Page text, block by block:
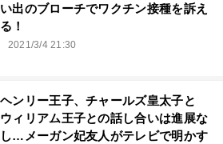
い出のブローチでワクチン接種を訴え
る！
2021/3/4 21:30
ヘンリー王子、チャールズ皇太子と
ウィリアム王子との話し合いは進展な
し…メーガン妃友人がテレビで明かす